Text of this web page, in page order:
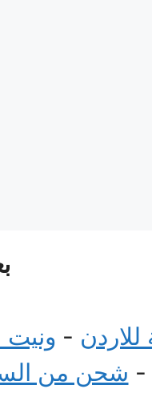
- ونيت
- شحن من